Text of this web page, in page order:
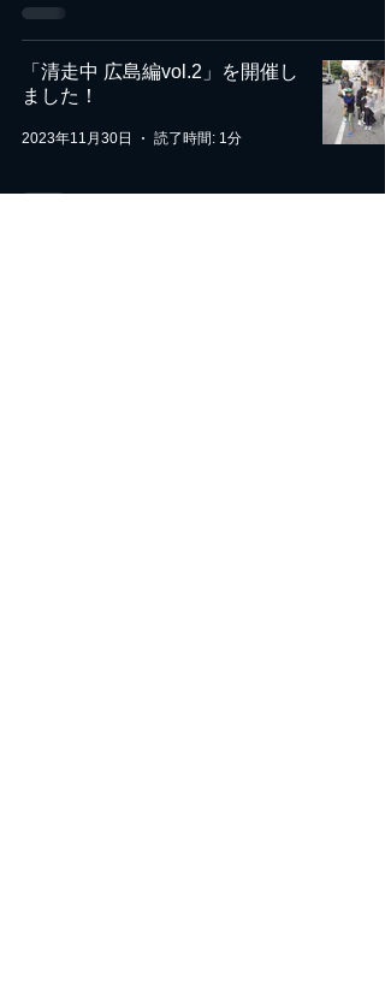
「清走中 広島編vol.2」を開催し
ました！
2023年11月30日 読了時間: 1分